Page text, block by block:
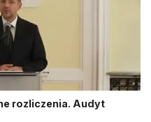
rozliczenia. Audyt